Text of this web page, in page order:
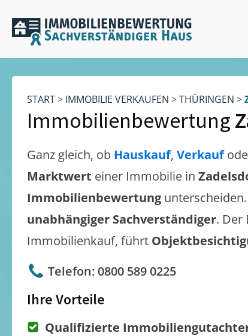
START> IMMOBILIE VERKAUFEN >THÜRINGEN >
Immobilienbewertung
Ganz gleich, ob Hauskauf, Verkauf
Marktwert einer Immobilie in
Immobilienbewertung
unabhängiger Sachverständiger. Der
Immobilienkauf, führt
Telefon: 0800 589 0225
Ihre Vorteile
Qualifizierte